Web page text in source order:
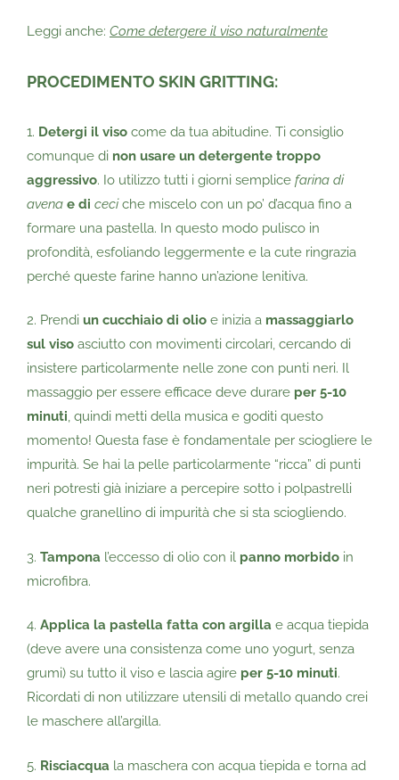
Leggi anche: Come detergere il viso naturalmente
PROCEDIMENTO SKIN GRITTING:
1. Detergi il viso come da tua abitudine. Ti consiglio
comunque di non usare un detergente troppo
aggressivo. Io utilizzo tutti i giorni semplice farina di
avena e di ceciche miscelo con un po’ d’acqua fino a
formare una pastella. In questo modo pulisco in
profondità, esfoliando leggermente e la cute ringrazia
perché queste farine hanno un’azione lenitiva.
2. Prendi un cucchiaio di olio e inizia a massaggiarlo
sul viso asciutto con movimenti circolari, cercando di
insistere particolarmente nelle zone con punti neri. Il
massaggio per essere efficace deve durare per 5-10
minuti, quindi metti della musica e goditi questo
momento! Questa fase è fondamentale per sciogliere le
impurità. Se hai la pelle particolarmente “ricca” di punti
neri potresti già iniziare a percepire sotto i polpastrelli
qualche granellino di impurità che si sta sciogliendo.
3. Tampona l’eccesso di olio con il panno morbido in
microfibra.
4. Applica la pastella fatta con argilla e acqua tiepida
(deve avere una consistenza come uno yogurt, senza
grumi) su tutto il viso e lascia agire per 5-10 minuti.
Ricordati di non utilizzare utensili di metallo quando crei
le maschere all’argilla.
5. Risciacqua la maschera con acqua tiepida e torna ad